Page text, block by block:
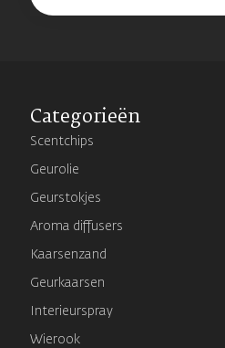
Categorieën
Scentchips
Geurolie
Geurstokjes
Aroma diffusers
Kaarsenzand
Geurkaarsen
Interieurspray
Wierook